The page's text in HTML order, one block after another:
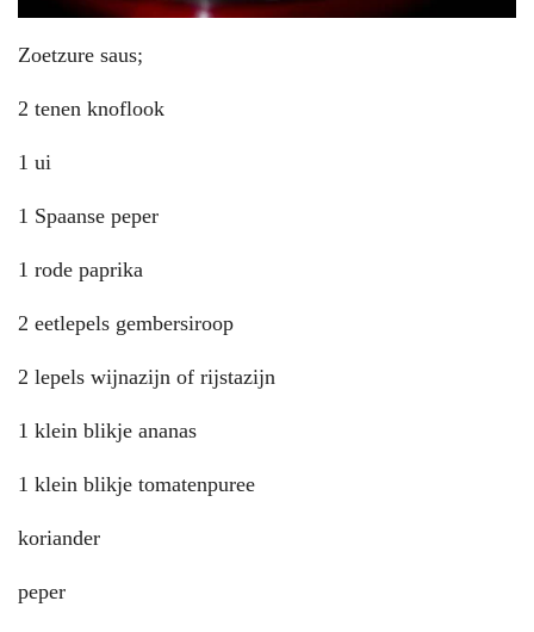
Zoetzure saus;
2 tenen knoflook
1 ui
1 Spaanse peper
1 rode paprika
2 eetlepels gembersiroop
2 lepels wijnazijn of rijstazijn
1 klein blikje ananas
1 klein blikje tomatenpuree
koriander
peper